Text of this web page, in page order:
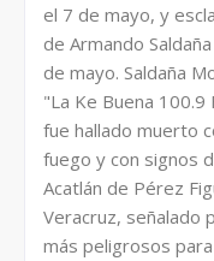
el 7 de mayo, y
de Armando
de mayo. Saldaña
"La Ke Buena
fue hallado muerto
fuego y con signos
Acatlán de Pérez
Veracruz, señalado
más peligrosos